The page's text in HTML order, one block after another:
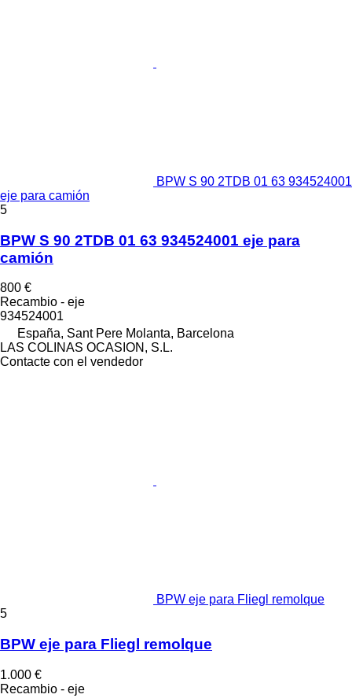
BPW S 90 2TDB 01 63 934524001
eje para camión
5
BPW S 90 2TDB 01 63 934524001 eje para
camión
800 €
Recambio - eje
934524001
España, Sant Pere Molanta, Barcelona
LAS COLINAS OCASION, S.L.
Contacte con el vendedor
BPW eje para Fliegl remolque
5
BPW eje para Fliegl remolque
1.000 €
Recambio - eje